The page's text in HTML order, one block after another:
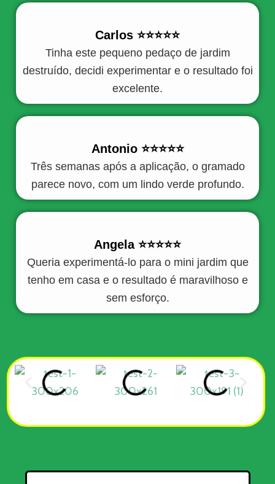
Carlos ⭐️⭐️⭐️⭐️⭐️
Tinha este pequeno pedaço de jardim
destruído, decidi experimentar e o resultado foi
excelente.
Antonio ⭐️⭐️⭐️⭐️⭐️
Três semanas após a aplicação, o gramado
parece novo, com um lindo verde profundo.
Angela ⭐️⭐️⭐️⭐️⭐️
Queria experimentá-lo para o mini jardim que
tenho em casa e o resultado é maravilhoso e
sem esforço.